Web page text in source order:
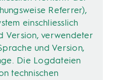
Referrer),
einschliesslich
Version, verwendeter
und Version,
Die Logdateien
technischen